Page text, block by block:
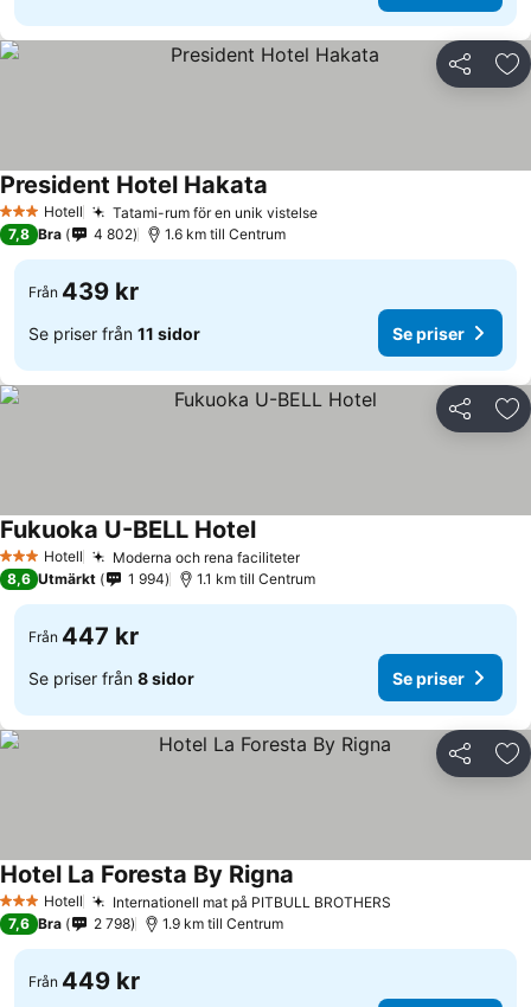
Dela
3 StjärnorHotell Tatami-rum för en unik vistelse
President Hotel Hakata
7,8 Bra 4 802 1.6 km till Centrum
Från 439 kr
Se priser från 11 sidor Se priser
Dela
3 StjärnorHotell Moderna och rena faciliteter
Fukuoka U-BELL Hotel
8,6 Utmärkt 1 994 1.1 km till Centrum
Från 447 kr
Se priser från 8 sidor Se priser
Dela
3 StjärnorHotell Internationell mat på PITBULL BROTHERS
Hotel La Foresta By Rigna
7,6 Bra 2 798 1.9 km till Centrum
Från 449 kr